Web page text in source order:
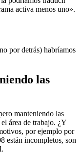
activa menos uno».
por detrás) habríamos
las
manteniendo las
área de trabajo. ¿Y
por ejemplo por
están incompletos, son